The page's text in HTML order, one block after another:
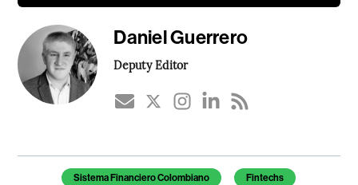
Daniel Guerrero
Deputy Editor
Temas de este artículo
Sistema Financiero Colombiano Fintechs